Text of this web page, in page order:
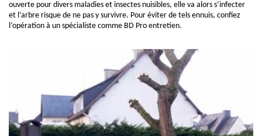
ouverte pour divers maladies et insectes nuisibles, elle va alors s’infecter
et l’arbre risque de ne pas y survivre. Pour éviter de tels ennuis, confiez
l’opération à un spécialiste comme BD Pro entretien.